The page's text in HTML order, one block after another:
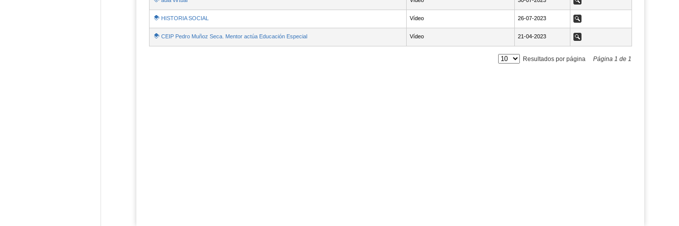
HISTORIA SOCIAL Vídeo NaN26-07-2023
26-07-2023 Ver
CEIP Pedro Muñoz Seca. Mentor actúa Educación Especial Vídeo NaN21-04-2023
21-04-2023 Ver
Resultados por página Página 1 de 1